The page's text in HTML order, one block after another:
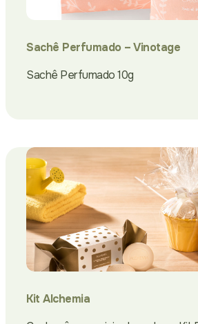
Sachê Perfumado – Vinotage
Sachê Perfumado 10g
Kit Alchemia